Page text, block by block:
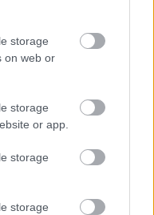
storage
on web or
storage
or app.
storage
storage
civilek
visszatartani